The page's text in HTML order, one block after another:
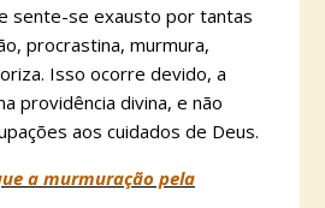
sente-se exausto por tantas
procrastina, murmura,
Isso ocorre devido, a
providência divina, e não
aos cuidados de Deus.
a murmuração pela